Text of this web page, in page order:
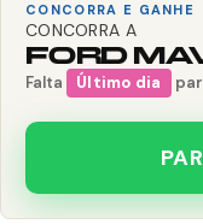
CONCORRA E GANHE
CONCORRA A
FORD
Falta Último dia